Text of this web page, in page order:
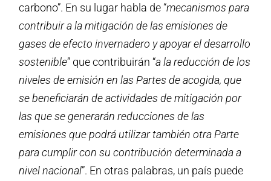
carbono”. En su lugar habla de “mecanismos para
contribuir a la mitigación de las emisiones de
gases de efecto invernadero y apoyar el desarrollo
sostenible” que contribuirán “a la reducción de los
niveles de emisión en las Partes de acogida, que
se beneficiarán de actividades de mitigación por
las que se generarán reducciones de las
emisiones que podrá utilizar también otra Parte
para cumplir con su contribución determinada a
nivel nacional”. En otras palabras, un país puede